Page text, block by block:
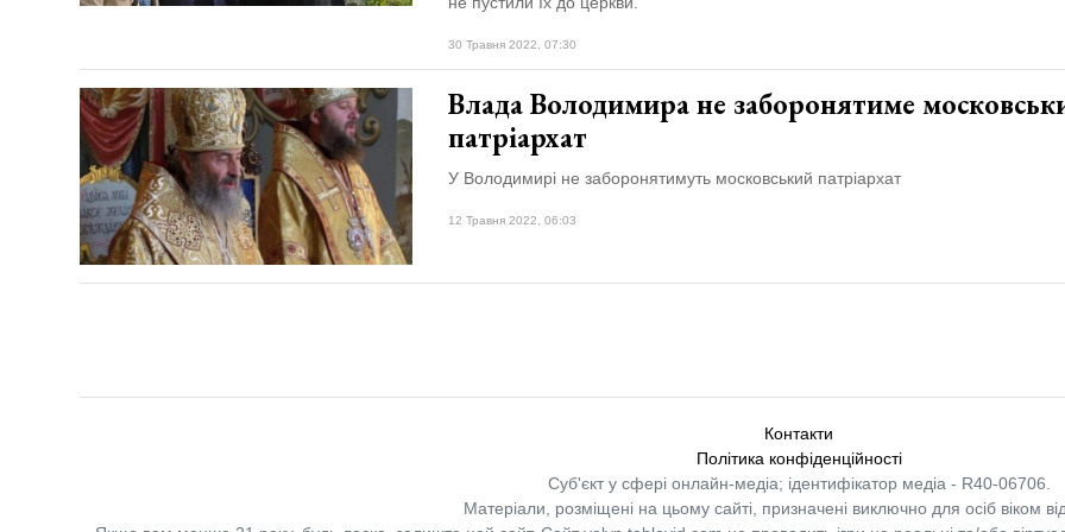
30 Травня 2022, 07:30
Влада Володимира не заборонятиме
патріархат
У Володимирі не заборонятимуть московський патріархат
12 Травня 2022, 06:03
Контакти
Політика конфіденційності
Суб'єкт у сфері онлайн-медіа; ідентифікатор медіа - R40-06706.
Матеріали, розміщені на цьому сайті, призначені виключно для осіб віком